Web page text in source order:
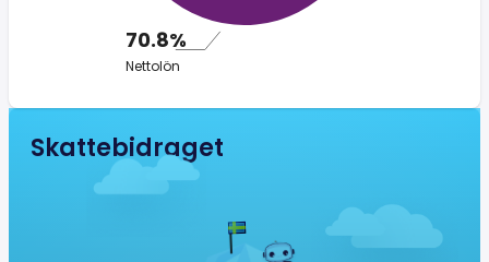
70.8%
Nettolön
Skattebidraget